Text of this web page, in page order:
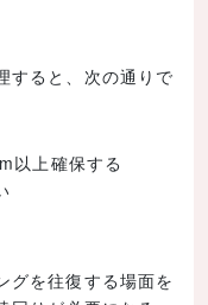
すると、次の通りで
以上確保する
グを往復する場面を